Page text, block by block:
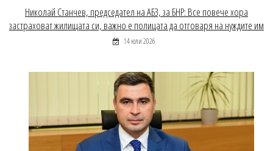
Николай Станчев, председател на АБЗ, за БНР: Все повече хора
застраховат жилищата си, важно е полицата да отговаря на нуждите им
14 юли 2026